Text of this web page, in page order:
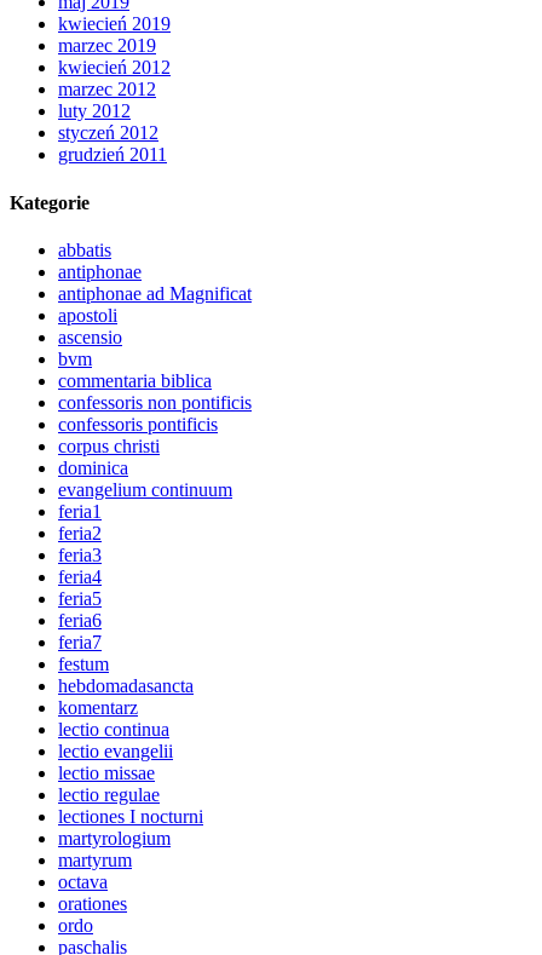
kwiecień 2019
marzec 2019
kwiecień 2012
marzec 2012
luty 2012
styczeń 2012
grudzień 2011
Kategorie
abbatis
antiphonae
antiphonae ad Magnificat
apostoli
ascensio
bvm
commentaria biblica
confessoris non pontificis
confessoris pontificis
corpus christi
dominica
evangelium continuum
feria1
feria2
feria3
feria4
feria5
feria6
feria7
festum
hebdomadasancta
komentarz
lectio continua
lectio evangelii
lectio missae
lectio regulae
lectiones I nocturni
martyrologium
martyrum
octava
orationes
ordo
paschalis